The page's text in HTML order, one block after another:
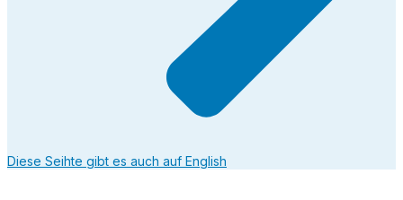
Diese Seihte gibt es auch auf English